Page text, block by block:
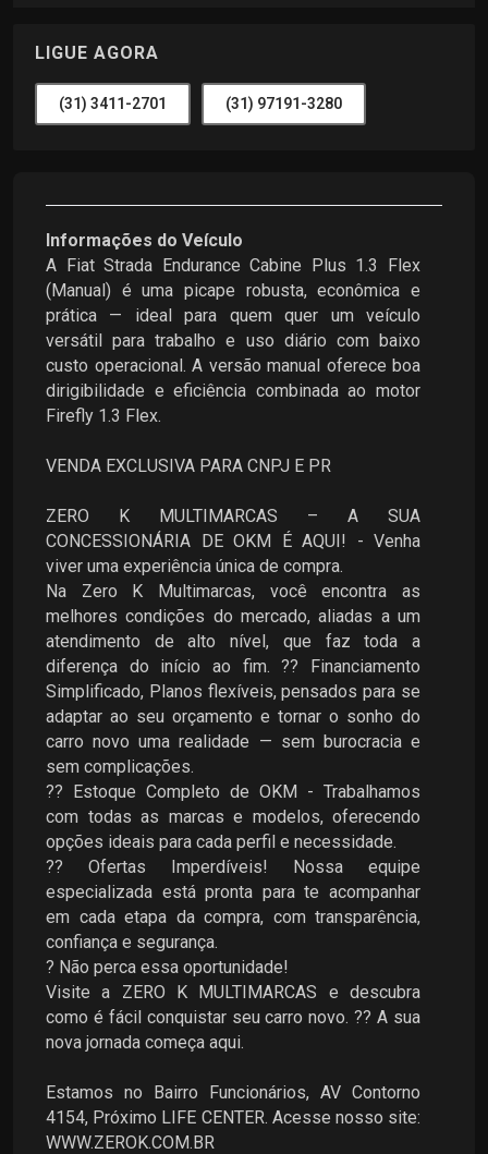
LIGUE AGORA
(31) 3411-2701 (31) 97191-3280
Informações do Veículo
A Fiat Strada Endurance Cabine Plus 1.3 Flex
(Manual) é uma picape robusta, econômica e
prática — ideal para quem quer um veículo
versátil para trabalho e uso diário com baixo
custo operacional. A versão manual oferece boa
dirigibilidade e eficiência combinada ao motor
Firefly 1.3 Flex.
VENDA EXCLUSIVA PARA CNPJ E PR
ZERO K MULTIMARCAS – A SUA
CONCESSIONÁRIA DE OKM É AQUI! - Venha
viver uma experiência única de compra.
Na Zero K Multimarcas, você encontra as
melhores condições do mercado, aliadas a um
atendimento de alto nível, que faz toda a
diferença do início ao fim. ?? Financiamento
Simplificado, Planos flexíveis, pensados para se
adaptar ao seu orçamento e tornar o sonho do
carro novo uma realidade — sem burocracia e
sem complicações.
?? Estoque Completo de OKM - Trabalhamos
com todas as marcas e modelos, oferecendo
opções ideais para cada perfil e necessidade.
?? Ofertas Imperdíveis! Nossa equipe
especializada está pronta para te acompanhar
em cada etapa da compra, com transparência,
confiança e segurança.
? Não perca essa oportunidade!
Visite a ZERO K MULTIMARCAS e descubra
como é fácil conquistar seu carro novo. ?? A sua
nova jornada começa aqui.
Estamos no Bairro Funcionários, AV Contorno
4154, Próximo LIFE CENTER. Acesse nosso site:
WWW.ZEROK.COM.BR